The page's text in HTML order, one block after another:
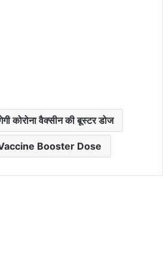
कोरोना वैक्सीन की बूस्टर डोज
Booster Dose